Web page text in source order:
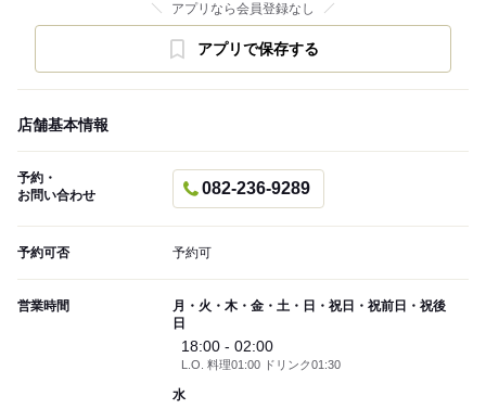
アプリなら会員登録なし
アプリで保存する
店舗基本情報
予約・
お問い合わせ
082-236-9289
予約可否 予約可
営業時間
月・火・木・金・土・日・祝日・祝前日・祝後
日
18:00 - 02:00
L.O. 料理01:00 ドリンク01:30
水